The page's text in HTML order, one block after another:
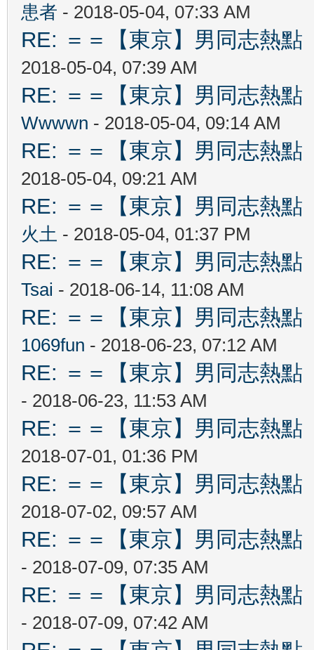
患者 - 2018-05-04, 07:33 AM
RE: ＝＝【東京】男同志熱
2018-05-04, 07:39 AM
RE: ＝＝【東京】男同志熱
Wwwwn - 2018-05-04, 09:14 AM
RE: ＝＝【東京】男同志熱
2018-05-04, 09:21 AM
RE: ＝＝【東京】男同志熱
火土 - 2018-05-04, 01:37 PM
RE: ＝＝【東京】男同志熱
Tsai - 2018-06-14, 11:08 AM
RE: ＝＝【東京】男同志熱
1069fun - 2018-06-23, 07:12 AM
RE: ＝＝【東京】男同志熱
- 2018-06-23, 11:53 AM
RE: ＝＝【東京】男同志熱
2018-07-01, 01:36 PM
RE: ＝＝【東京】男同志熱
2018-07-02, 09:57 AM
RE: ＝＝【東京】男同志熱
- 2018-07-09, 07:35 AM
RE: ＝＝【東京】男同志熱
- 2018-07-09, 07:42 AM